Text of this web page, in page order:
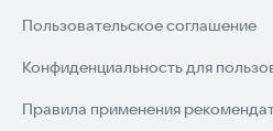
Пользовательское соглашение
Конфиденциальность для
Правила применения